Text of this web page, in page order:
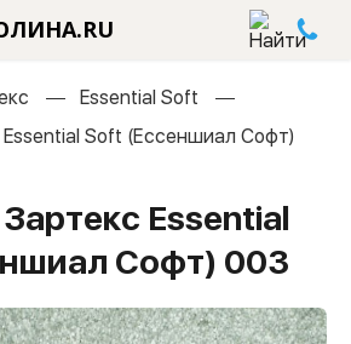
Essential Soft
Soft (Ессеншиал Софт)
Essential
Софт) 003